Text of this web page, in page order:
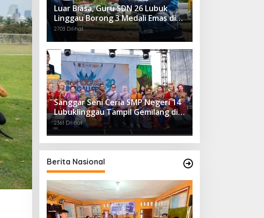
Luar Biasa, Guru SDN 26 Lubuk
Linggau Borong 3 Medali Emas di
Tiga Cabor Berbeda
2703 Dilihat
Sanggar Seni Ceria SMP Negeri 14
Lubuklinggau Tampil Gemilang di
Linggau Fest 2025
2361 Dilihat
Berita Nasional